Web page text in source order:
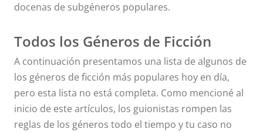
docenas de subgéneros populares.
Todos los Géneros de Ficción
A continuación presentamos una lista de algunos de
los géneros de ficción más populares hoy en día,
pero esta lista no está completa. Como mencioné al
inicio de este artículos, los guionistas rompen las
reglas de los géneros todo el tiempo y tu caso no